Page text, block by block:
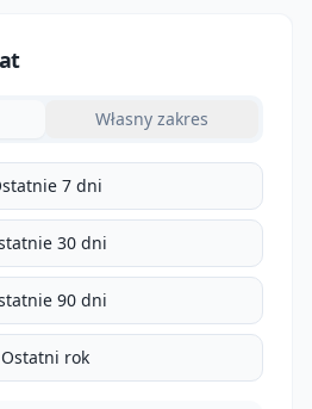
Własny zakres
7 dni
30 dni
90 dni
Ostatni rok